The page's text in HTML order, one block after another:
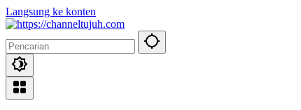
Langsung ke konten